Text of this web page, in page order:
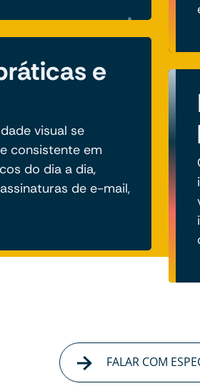
e
visual se
consistente em
do dia a dia,
de e-mail,
FALAR COM